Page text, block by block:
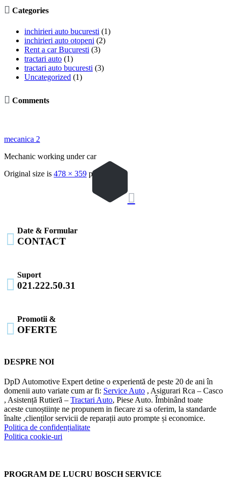
 Categories
inchirieri auto bucuresti (1)
inchirieri auto otopeni (2)
Rent a car Bucuresti (3)
tractari auto (1)
tractari auto bucuresti (3)
Uncategorized (1)
 Comments
mecanica 2
Mechanic working under car
Original size is 478 × 359 pixels

 Date & Formular
CONTACT

Suport
021.222.50.31

Promotii &
OFERTE
DESPRE NOI
DpD Automotive Expert detine o experientă de peste 20 de ani în
domenii auto variate cum ar fi: Service Auto , Asigurari Rca – Casco
, Asistență Rutieră – Tractari Auto, Piese Auto. Îmbinând toate
aceste cunoștiințe ne propunem in fiecare zi sa oferim, la standarde
înalte ,clienților servicii de reparații auto prompte și economice.
Politica de confidențialitate
Politica cookie-uri
PROGRAM DE LUCRU BOSCH SERVICE